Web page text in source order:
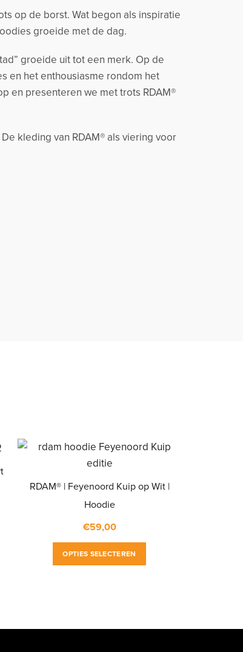
op de borst. Wat begon als inspiratie
groeide met de dag.
groeide uit tot een merk. Op de
en het enthousiasme rondom het
en presenteren we met trots RDAM®
kleding van RDAM® als viering voor
RDAM® | Feyenoord Kuip op Wit |
Hoodie
€59,00
OPTIES SELECTEREN
product
Deze